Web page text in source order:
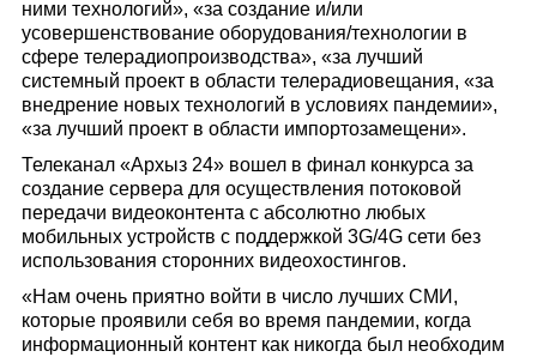
ними технологий», «за создание и/или
усовершенствование оборудования/технологии в
сфере телерадиопроизводства», «за лучший
системный проект в области телерадиовещания, «за
внедрение новых технологий в условиях пандемии»,
«за лучший проект в области импортозамещени».
Телеканал «Архыз 24» вошел в финал конкурса за
создание сервера для осуществления потоковой
передачи видеоконтента с абсолютно любых
мобильных устройств с поддержкой 3G/4G сети без
использования сторонних видеохостингов.
«Нам очень приятно войти в число лучших СМИ,
которые проявили себя во время пандемии, когда
информационный контент как никогда был необходим